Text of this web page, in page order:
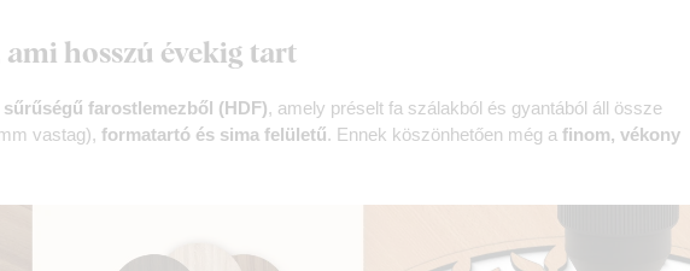
hosszú évekig tart
sűrűségű farostlemezből (HDF), amely préselt fa szálakból és gyantából áll össze
vastag), formatartó és sima felületű. Ennek köszönhetően még a finom, vékony